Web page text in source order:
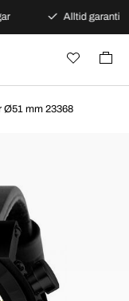
Alltid garanti
Ø51 mm 23368